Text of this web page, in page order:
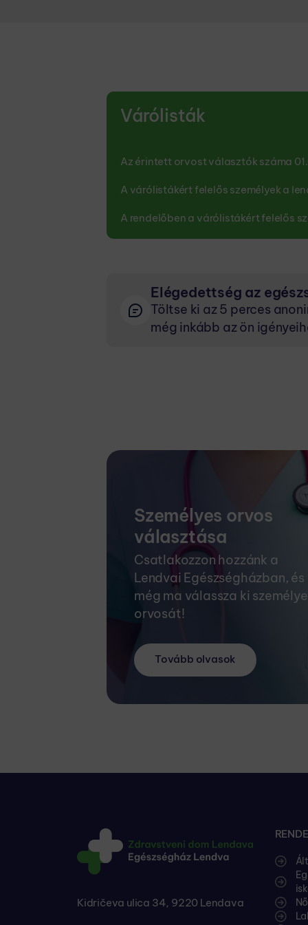
Várólisták
Az érintett orvost választók száma
A várólistákért felelős személyek a
A rendelőben a várólistákért felelős
Elégedettség az
Töltse ki az 5 perces
még inkább az ön
Személyes orvos
választása
Csatlakozzon hozzánk a
Lendvai Egészségházban, és
még ma válassza ki
orvosát!
Tovább olvasok
Kidričeva ulica 34, 9220 Lendava